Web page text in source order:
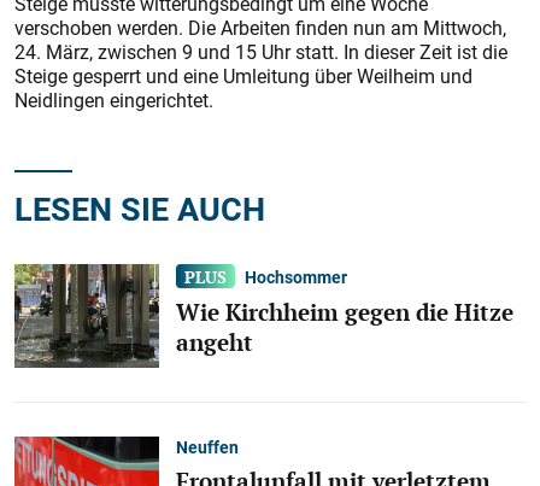
verschoben werden. Die Arbeiten finden nun am Mittwoch,
24. März, zwischen 9 und 15 Uhr statt. In dieser Zeit ist die
Steige gesperrt und eine Umleitung über Weilheim und
Neidlingen eingerichtet.
LESEN SIE AUCH
Hochsommer
Wie Kirchheim gegen die Hitze
angeht
Neuffen